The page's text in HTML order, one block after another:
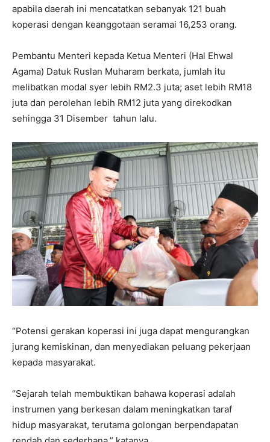
apabila daerah ini mencatatkan sebanyak 121 buah
koperasi dengan keanggotaan seramai 16,253 orang.
Pembantu Menteri kepada Ketua Menteri (Hal Ehwal
Agama) Datuk Ruslan Muharam berkata, jumlah itu
melibatkan modal syer lebih RM2.3 juta; aset lebih RM18
juta dan perolehan lebih RM12 juta yang direkodkan
sehingga 31 Disember tahun lalu.
“Potensi gerakan koperasi ini juga dapat mengurangkan
jurang kemiskinan, dan menyediakan peluang pekerjaan
kepada masyarakat.
“Sejarah telah membuktikan bahawa koperasi adalah
instrumen yang berkesan dalam meningkatkan taraf
hidup masyarakat, terutama golongan berpendapatan